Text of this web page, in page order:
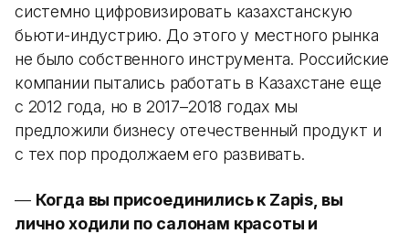
системно цифровизировать казахстанскую
бьюти-индустрию. До этого у местного рынка
не было собственного инструмента. Российские
компании пытались работать в Казахстане еще
с 2012 года, но в 2017–2018 годах мы
предложили бизнесу отечественный продукт и
с тех пор продолжаем его развивать.
— Когда вы присоединились к Zapis, вы
лично ходили по салонам красоты и